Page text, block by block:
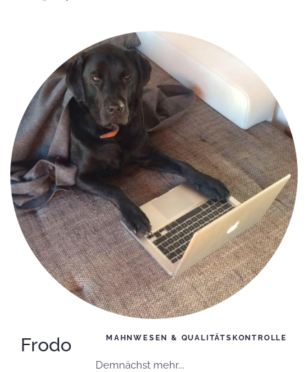
Frodo MAHNWESEN & QUALITÄTSKONTROLLE
Demnächst mehr...